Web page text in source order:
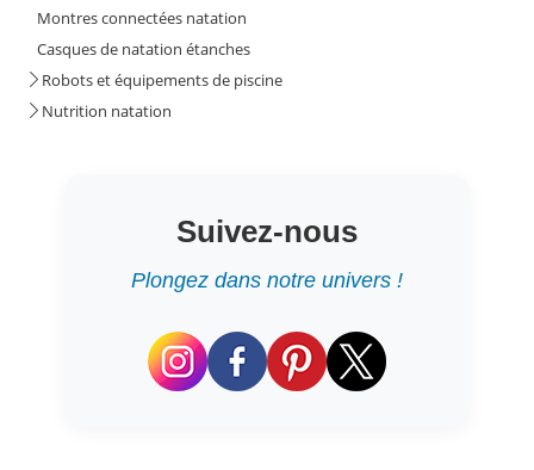
Montres connectées natation
Casques de natation étanches
Robots et équipements de piscine
Nutrition natation
Suivez-nous
Plongez dans notre univers !